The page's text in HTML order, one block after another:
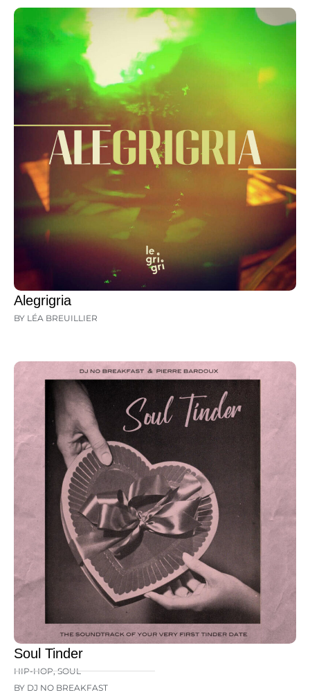
Alegrigria
BY LÉA BREUILLIER
Soul Tinder
HIP-HOP,SOUL
BY DJ NO BREAKFAST